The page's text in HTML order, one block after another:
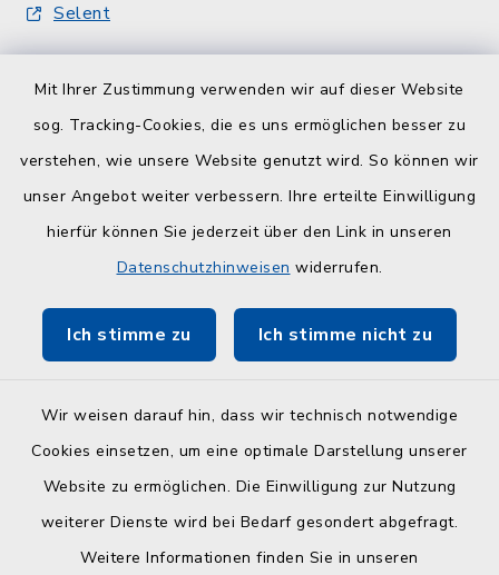
Mit Ihrer Zustimmung verwenden wir auf dieser Website
sog. Tracking-Cookies, die es uns ermöglichen besser zu
verstehen, wie unsere Website genutzt wird. So können wir
unser Angebot weiter verbessern. Ihre erteilte Einwilligung
hierfür können Sie jederzeit über den Link in unseren
Datenschutzhinweisen widerrufen.
Ich stimme zu Ich stimme nicht zu
Wir weisen darauf hin, dass wir technisch notwendige
Cookies einsetzen, um eine optimale Darstellung unserer
Website zu ermöglichen. Die Einwilligung zur Nutzung
weiterer Dienste wird bei Bedarf gesondert abgefragt.
Weitere Informationen finden Sie in unseren
Selent
Quicklinks
Serviceportal Schleswig-Holstein
ZuFiSH
Am Selent/Schlesen MapOne
Barrierefreiheit